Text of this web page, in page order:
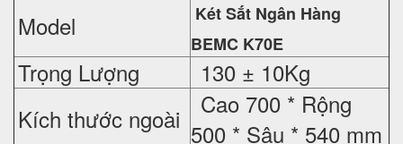
Model
Két Sắt Ngân Hàng
BEMC K70E
Trọng Lượng
130 ± 10Kg
Kích thước ngoài
Cao 700 * Rộng
500 * Sâu * 540 mm